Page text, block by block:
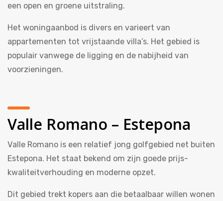
een open en groene uitstraling.
Het woningaanbod is divers en varieert van
appartementen tot vrijstaande villa’s. Het gebied is
populair vanwege de ligging en de nabijheid van
voorzieningen.
Valle Romano – Estepona
Valle Romano is een relatief jong golfgebied net buiten
Estepona. Het staat bekend om zijn goede prijs-
kwaliteitverhouding en moderne opzet.
Dit gebied trekt kopers aan die betaalbaar willen wonen